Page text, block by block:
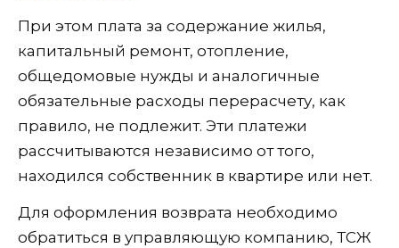
При этом плата за содержание жилья,
капитальный ремонт, отопление,
общедомовые нужды и аналогичные
обязательные расходы перерасчету, как
правило, не подлежит. Эти платежи
рассчитываются независимо от того,
находился собственник в квартире или нет.
Для оформления возврата необходимо
обратиться в управляющую компанию, ТСЖ